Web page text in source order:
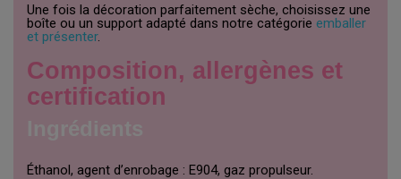
Une fois la décoration parfaitement sèche, choisissez une
boîte ou un support adapté dans notre catégorie emballer
et présenter.
Composition, allergènes et
certification
Éthanol, agent d’enrobage : E904, gaz propulseur.